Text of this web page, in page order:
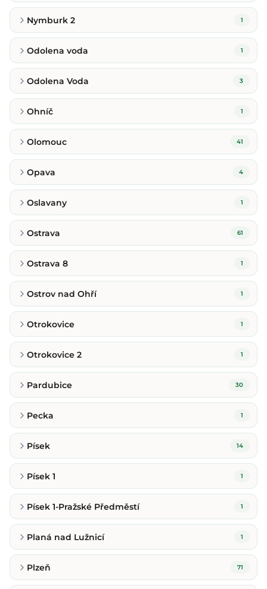
Nymburk 2 1
Odolena voda 1
Odolena Voda 3
Ohníč 1
Olomouc 41
Opava 4
Oslavany 1
Ostrava 61
Ostrava 8 1
Ostrov nad Ohří 1
Otrokovice 1
Otrokovice 2 1
Pardubice 30
Pecka 1
Písek 14
Písek 1 1
Písek 1-Pražské Předměstí 1
Planá nad Lužnicí 1
Plzeň 71